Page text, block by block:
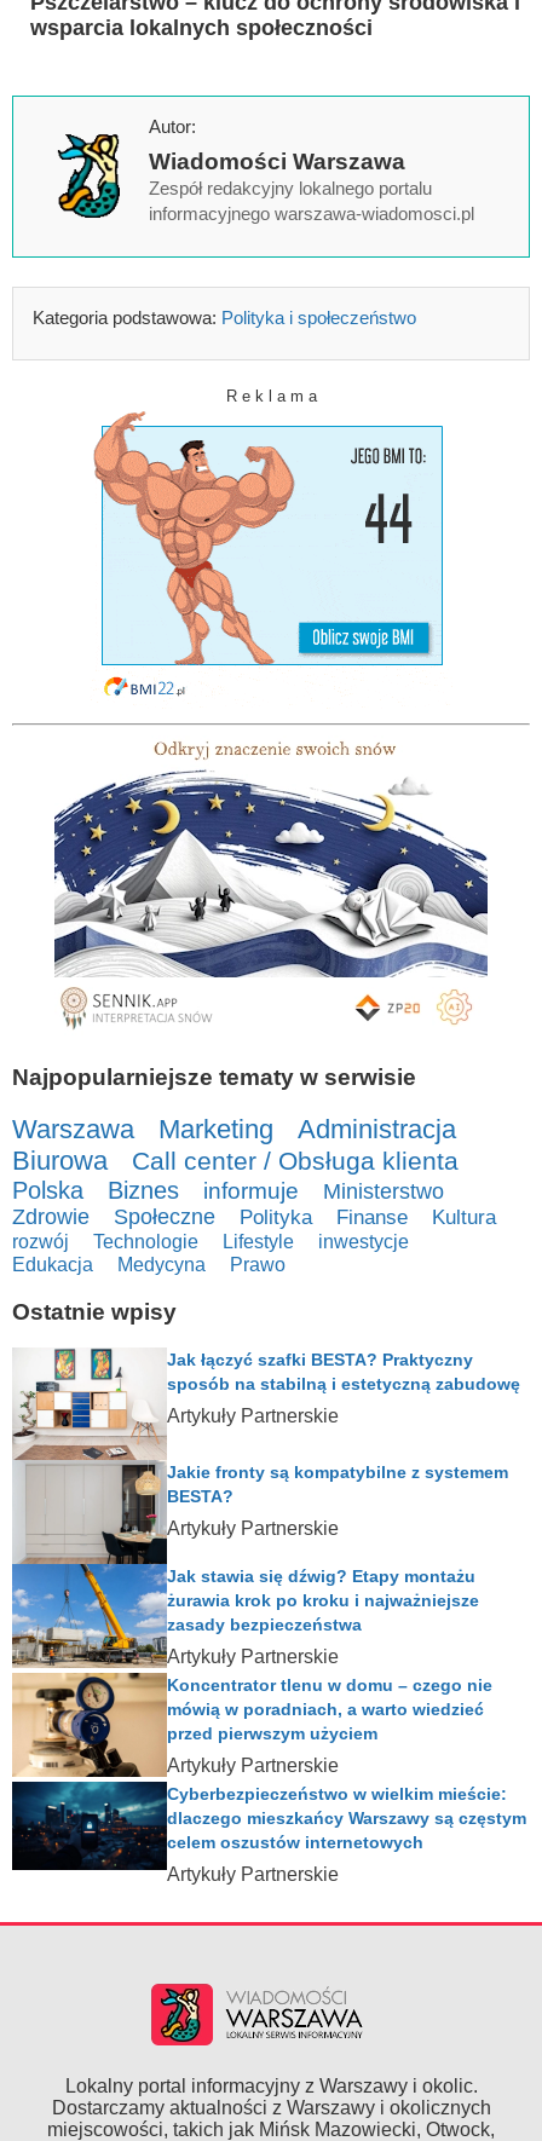
wsparcia lokalnych społeczności
Autor:
Wiadomości Warszawa
Zespół redakcyjny lokalnego portalu
informacyjnego warszawa-wiadomosci.pl
Kategoria podstawowa: Polityka i społeczeństwo
R e k l a m a
Najpopularniejsze tematy w serwisie
Warszawa Marketing
Administracja
Biurowa
Call center / Obsługa klienta
Polska Biznes informuje Ministerstwo
Zdrowie Społeczne Polityka Finanse Kultura
rozwój Technologie Lifestyle
inwestycje
Edukacja
Medycyna Prawo
Ostatnie wpisy
Artykuły Partnerskie
Jak łączyć szafki BESTA? Praktyczny
sposób na stabilną i estetyczną zabudowę
Artykuły Partnerskie
Jakie fronty są kompatybilne z systemem
BESTA?
Artykuły Partnerskie
Jak stawia się dźwig? Etapy montażu
żurawia krok po kroku i najważniejsze
zasady bezpieczeństwa
Artykuły Partnerskie
Koncentrator tlenu w domu – czego nie
mówią w poradniach, a warto wiedzieć
przed pierwszym użyciem
Artykuły Partnerskie
Cyberbezpieczeństwo w wielkim mieście:
dlaczego mieszkańcy Warszawy są częstym
celem oszustów internetowych
Lokalny portal informacyjny z Warszawy i okolic.
Dostarczamy aktualności z Warszawy i okolicznych
miejscowości, takich jak Mińsk Mazowiecki, Otwock,